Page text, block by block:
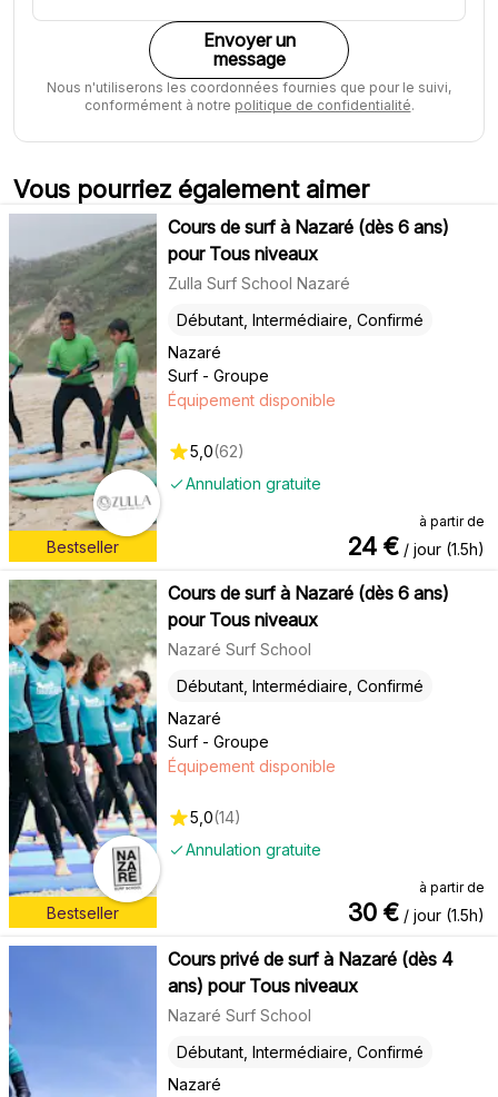
Envoyer un
message
Nous n'utiliserons les coordonnées fournies que pour le suivi,
conformément à notre politique de confidentialité.
Vous pourriez également aimer
Bestseller
Cours de surf à Nazaré (dès 6 ans)
pour Tous niveaux
Zulla Surf School Nazaré
Nazaré
Débutant, Intermédiaire, Confirmé
Surf - Groupe
Annulation gratuite
Équipement disponible
5,0(62)
à partir de
24 € / jour (1.5h)
Bestseller
Cours de surf à Nazaré (dès 6 ans)
pour Tous niveaux
Nazaré Surf School
Nazaré
Débutant, Intermédiaire, Confirmé
Surf - Groupe
Annulation gratuite
Équipement disponible
5,0(14)
à partir de
30 € / jour (1.5h)
Cours privé de surf à Nazaré (dès 4
ans) pour Tous niveaux
Nazaré Surf School
Nazaré
Débutant, Intermédiaire, Confirmé